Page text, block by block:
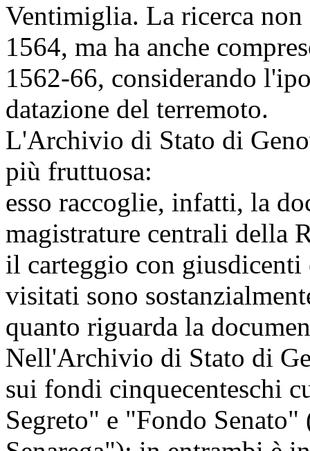
Ventimiglia. La ricerca
1564, ma ha anche
1562-66, considerando
datazione del terremoto.
L'Archivio di Stato di
più fruttuosa:
esso raccoglie, infatti, la
magistrature centrali della
il carteggio con
visitati sono
quanto riguarda la
Nell'Archivio di Stato di
sui fondi cinquecenteschi
Segreto" e "Fondo Senato"